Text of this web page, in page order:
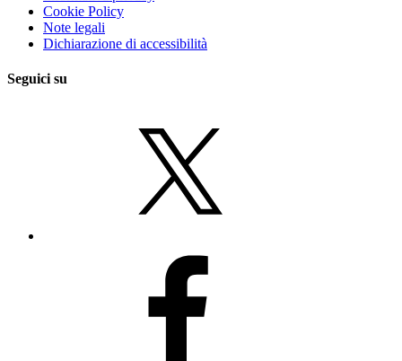
Cookie Policy
Note legali
Dichiarazione di accessibilità
Seguici su